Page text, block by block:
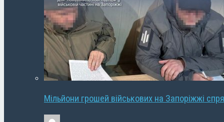
Мільйони грошей військових на Запоріжжі